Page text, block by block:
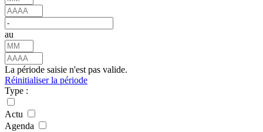
au
La période saisie n'est pas valide.
Réinitialiser la période
Type :
Actu
Agenda